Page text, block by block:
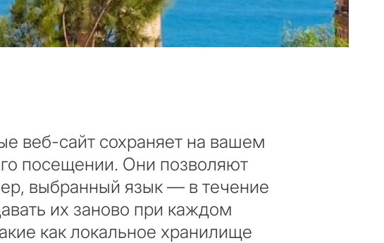
веб-сайт сохраняет на вашем
посещении. Они позволяют
выбранный язык — в течение
их заново при каждом
как локальное хранилище